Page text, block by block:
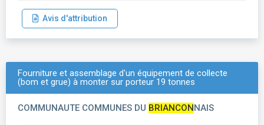
Avis d'attribution
Fourniture et assemblage d'un équipement de collecte
(bom et grue) à monter sur porteur 19 tonnes
COMMUNAUTE COMMUNES DU BRIANCONNAIS